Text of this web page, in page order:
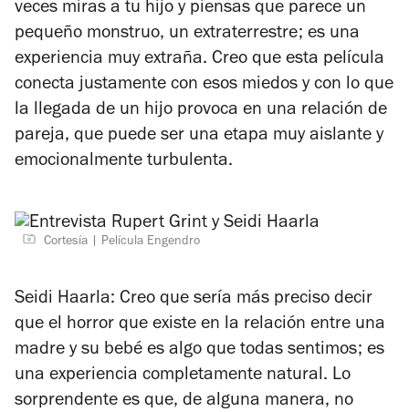
veces miras a tu hijo y piensas que parece un
pequeño monstruo, un extraterrestre; es una
experiencia muy extraña. Creo que esta película
conecta justamente con esos miedos y con lo que
la llegada de un hijo provoca en una relación de
pareja, que puede ser una etapa muy aislante y
emocionalmente turbulenta.
Cortesía Película Engendro
Seidi Haarla: Creo que sería más preciso decir
que el horror que existe en la relación entre una
madre y su bebé es algo que todas sentimos; es
una experiencia completamente natural. Lo
sorprendente es que, de alguna manera, no